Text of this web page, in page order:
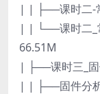
| | ├──课时二-
| | └──课时二_
66.51M
| ├──课时三_
| | ├──固件分